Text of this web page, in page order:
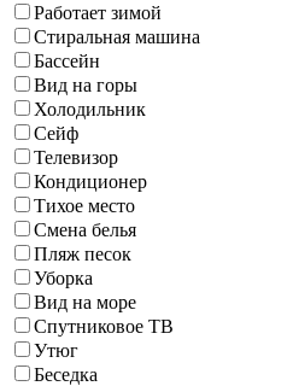
Работает зимой
Стиральная машина
Бассейн
Вид на горы
Холодильник
Сейф
Телевизор
Кондиционер
Тихое место
Смена белья
Пляж песок
Уборка
Вид на море
Спутниковое ТВ
Утюг
Беседка